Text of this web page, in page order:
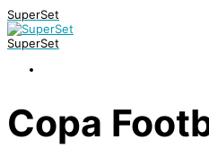
SuperSet
SuperSet
Copa